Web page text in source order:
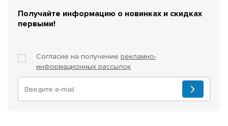
Получайте информацию о новинках и скидках
первыми!
Согласие на получение рекламно-
информационных рассылок